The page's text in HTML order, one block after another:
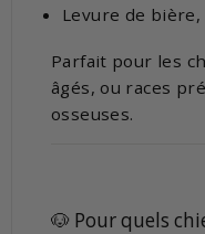
Levure de
Parfait pour les
âgés, ou races
osseuses.
🐶 Pour quels